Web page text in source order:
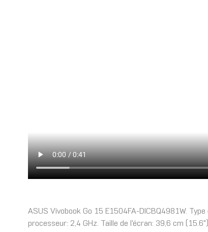
ASUS Vivobook Go 15 E1504FA-DICBQ4981W.
processeur: 2,4 GHz. Taille de l'écran: 39,6 cm